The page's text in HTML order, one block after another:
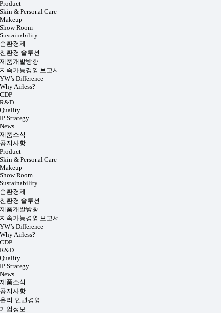
Product
Skin & Personal Care
Makeup
Show Room
Sustainability
순환경제
친환경 솔루션
제품개발방향
지속가능경영 보고서
YW’s Difference
Why Airless?
CDP
R&D
Quality
IP Strategy
News
제품소식
공지사항
Product
Skin & Personal Care
Makeup
Show Room
Sustainability
순환경제
친환경 솔루션
제품개발방향
지속가능경영 보고서
YW’s Difference
Why Airless?
CDP
R&D
Quality
IP Strategy
News
제품소식
공지사항
윤리·인권경영
기업정보